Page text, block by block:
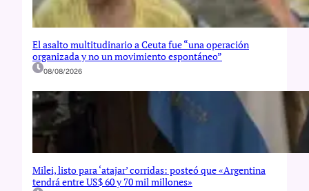
El asalto multitudinario a Ceuta fue “una operación
organizada y no un movimiento espontáneo”
08/08/2026
Milei, listo para ‘atajar’ corridas: posteó que «Argentina
tendrá entre US$ 60 y 70 mil millones»